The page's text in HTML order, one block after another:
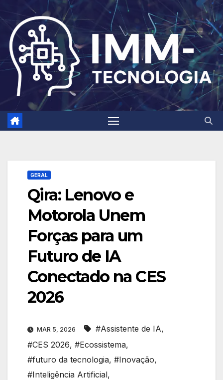
to
content
GERAL
Qira: Lenovo e
Motorola Unem
Forças para um
Futuro de IA
Conectado na CES
2026
MAR 5, 2026 #Assistente de IA,
#CES 2026, #Ecossistema,
#futuro da tecnologia, #Inovação,
#Inteligência Artificial,